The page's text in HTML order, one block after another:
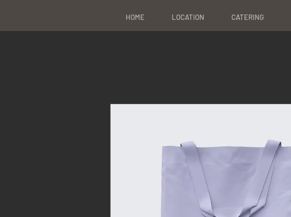
HOME LOCATION CATERING